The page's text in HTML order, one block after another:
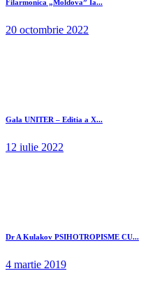
Filarmonica „Moldova” Ia...
20 octombrie 2022
Gala UNITER – Editia a X...
12 iulie 2022
Dr A Kulakov PSIHOTROPISME CU...
4 martie 2019